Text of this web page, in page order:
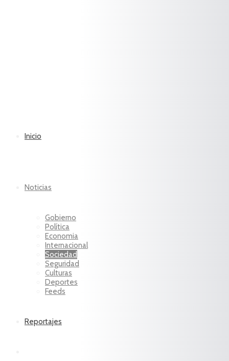
Inicio
Noticias
Gobierno
Política
Economia
Internacional
Sociedad
Seguridad
Culturas
Deportes
Feeds
Reportajes